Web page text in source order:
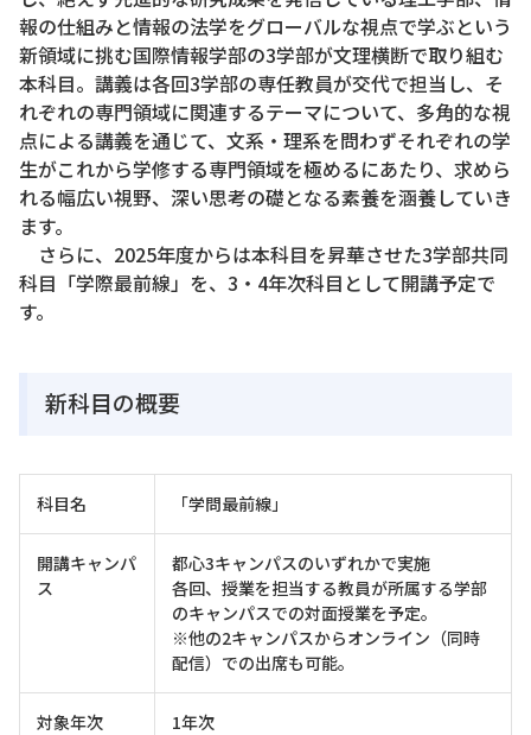
報の仕組みと情報の法学をグローバルな視点で学ぶという
新領域に挑む国際情報学部の3学部が文理横断で取り組む
本科目。講義は各回3学部の専任教員が交代で担当し、そ
れぞれの専門領域に関連するテーマについて、多角的な視
点による講義を通じて、文系・理系を問わずそれぞれの学
生がこれから学修する専門領域を極めるにあたり、求めら
れる幅広い視野、深い思考の礎となる素養を涵養していき
ます。
さらに、2025年度からは本科目を昇華させた3学部共同
科目「学際最前線」を、3・4年次科目として開講予定で
す。
新科目の概要
科目名 「学問最前線」
開講キャンパ
ス
都心3キャンパスのいずれかで実施
各回、授業を担当する教員が所属する学部
のキャンパスでの対面授業を予定。
※他の2キャンパスからオンライン（同時
配信）での出席も可能。
対象年次 1年次